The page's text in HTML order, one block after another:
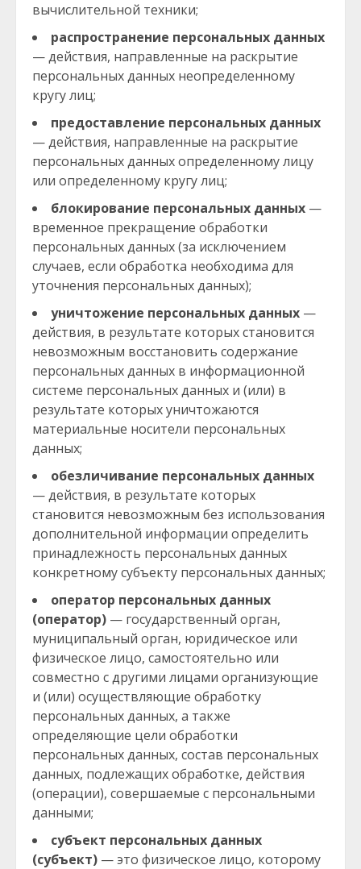
вычислительной техники;
распространение персональных данных
— действия, направленные на раскрытие
персональных данных неопределенному
кругу лиц;
предоставление персональных данных
— действия, направленные на раскрытие
персональных данных определенному лицу
или определенному кругу лиц;
блокирование персональных данных —
временное прекращение обработки
персональных данных (за исключением
случаев, если обработка необходима для
уточнения персональных данных);
уничтожение персональных данных —
действия, в результате которых становится
невозможным восстановить содержание
персональных данных в информационной
системе персональных данных и (или) в
результате которых уничтожаются
материальные носители персональных
данных;
обезличивание персональных данных
— действия, в результате которых
становится невозможным без использования
дополнительной информации определить
принадлежность персональных данных
конкретному субъекту персональных данных;
оператор персональных данных
(оператор) — государственный орган,
муниципальный орган, юридическое или
физическое лицо, самостоятельно или
совместно с другими лицами организующие
и (или) осуществляющие обработку
персональных данных, а также
определяющие цели обработки
персональных данных, состав персональных
данных, подлежащих обработке, действия
(операции), совершаемые с персональными
данными;
субъект персональных данных
(субъект) — это физическое лицо, которому